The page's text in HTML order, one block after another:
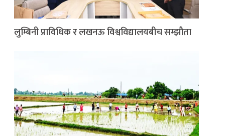
लुम्बिनी प्राविधिक र लखनऊ विश्वविद्यालयबीच सम्झौता